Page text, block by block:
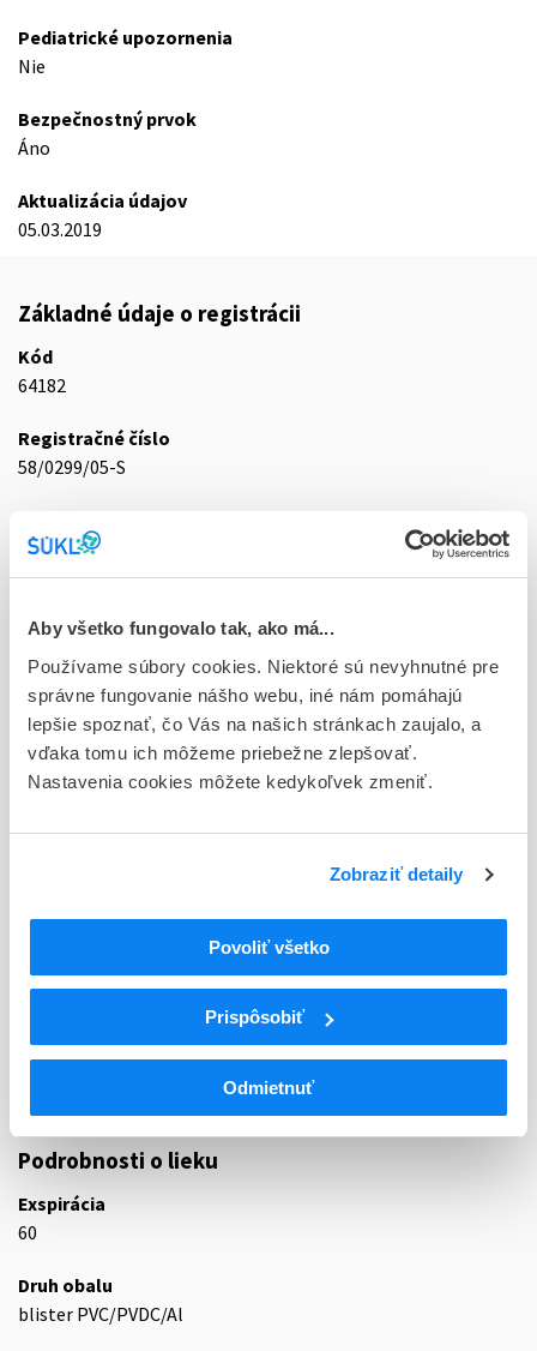
Aby všetko fungovalo tak, ako má...
Používame súbory cookies. Niektoré sú nevyhnutné pre
správne fungovanie nášho webu, iné nám pomáhajú
lepšie spoznať, čo Vás na našich stránkach zaujalo, a
vďaka tomu ich môžeme priebežne zlepšovať.
Nastavenia cookies môžete kedykoľvek zmeniť.
Zobraziť detaily
Povoliť všetko
Prispôsobiť
Odmietnuť
Pediatrické upozornenia
Nie
Bezpečnostný prvok
Áno
Aktualizácia údajov
05.03.2019
Základné údaje o registrácii
Kód
64182
Registračné číslo
58/0299/05-S
tbl plg 90x1,5 mg (blister PVC/PVDc/Al)
D - Registrácia bez obmedzenia platnosti
Typ registračnej procedúry
Vzájomné uznávanie (mutual recognition proc.)
Držiteľ, krajina
KRKA, d.d., Novo mesto, Slovinsko
ATC
KARDIOVASKULÁRNY SYSTÉM
C03
DIURETIKÁ
DIURETIKÁ SO SLABŠÍM ÚČINKOM, S
C03BA
Sulfónamidy samotné
Indapamid
Podrobnosti o lieku
Exspirácia
60
Druh obalu
blister PVC/PVDC/Al